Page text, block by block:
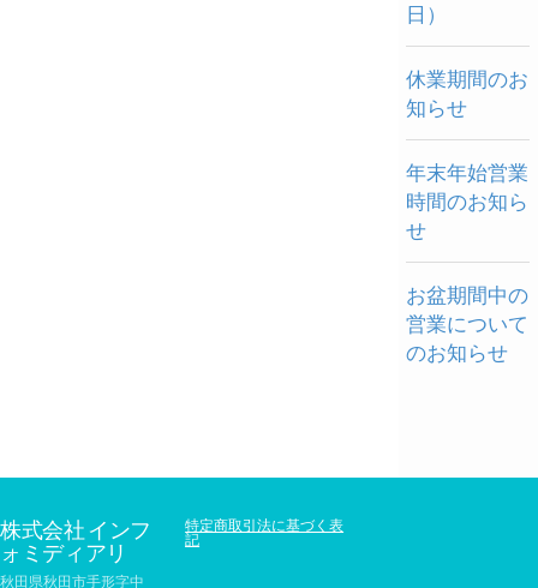
日）
休業期間のお
知らせ
年末年始営業
時間のお知ら
せ
お盆期間中の
営業について
のお知らせ
株式会社 インフ
ォミディアリ
秋田県秋田市手形字中
特定商取引法に基づく表
記